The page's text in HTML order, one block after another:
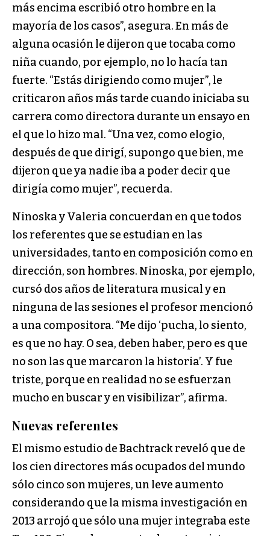
más encima escribió otro hombre en la
mayoría de los casos”, asegura. En más de
alguna ocasión le dijeron que tocaba como
niña cuando, por ejemplo, no lo hacía tan
fuerte. “Estás dirigiendo como mujer”, le
criticaron años más tarde cuando iniciaba su
carrera como directora durante un ensayo en
el que lo hizo mal. “Una vez, como elogio,
después de que dirigí, supongo que bien, me
dijeron que ya nadie iba a poder decir que
dirigía como mujer”, recuerda.
Ninoska y Valeria concuerdan en que todos
los referentes que se estudian en las
universidades, tanto en composición como en
dirección, son hombres. Ninoska, por ejemplo,
cursó dos años de literatura musical y en
ninguna de las sesiones el profesor mencionó
a una compositora. “Me dijo ‘pucha, lo siento,
es que no hay. O sea, deben haber, pero es que
no son las que marcaron la historia’. Y fue
triste, porque en realidad no se esfuerzan
mucho en buscar y en visibilizar”, afirma.
Nuevas referentes
El mismo estudio de Bachtrack reveló que de
los cien directores más ocupados del mundo
sólo cinco son mujeres, un leve aumento
considerando que la misma investigación en
2013 arrojó que sólo una mujer integraba este